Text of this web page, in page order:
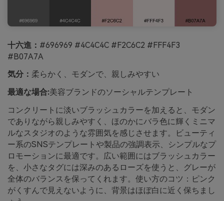
十六進： #696969 #4C4C4C #F2C6C2 #FFF4F3
#B07A7A
気分： 柔らかく、モダンで、親しみやすい
最適な場合:美容ブランドのソーシャルテンプレート
コンクリートに淡いブラッシュカラーを加えると、モダン
でありながら親しみやすく、ほのかにバラ色に輝くミニマ
ルなスタジオのような雰囲気を感じさせます。ビューティ
ー系のSNSテンプレートや製品の強調表示、シンプルなプ
ロモーションに最適です。広い範囲にはブラッシュカラー
を、小さなタグには深みのあるローズを使うと、グレーが
全体のバランスを保ってくれます。使い方のコツ：ピンク
がくすんで見えないように、背景はほぼ白に近く保ちまし